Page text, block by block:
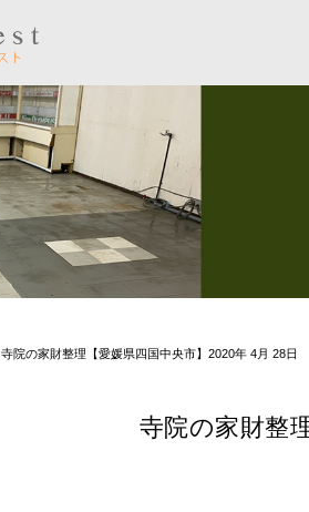
寺院の家財整理【愛媛県四国中央市】2020年 4月 28日
寺院の家財整